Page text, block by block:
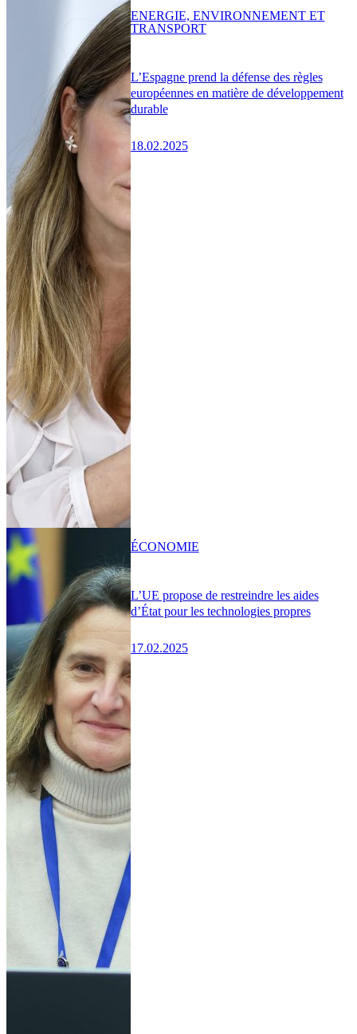
L’Espagne prend la défense des règles
européennes en matière de développement
durable
18.02.2025
ENERGIE, ENVIRONNEMENT ET
TRANSPORT
L’UE propose de restreindre les aides
d’État pour les technologies propres
17.02.2025
ÉCONOMIE